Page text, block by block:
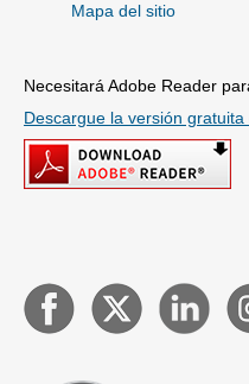
Mapa del sitio
Necesitará Adobe Reader
Descargue la versión gratuita